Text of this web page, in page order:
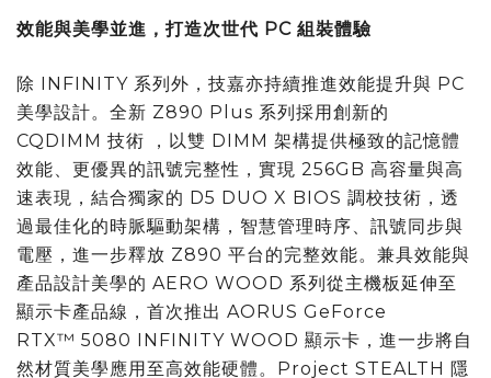
效能與美學並進，打造次世代 PC 組裝體驗
除 INFINITY 系列外，技嘉亦持續推進效能提升與 PC
美學設計。全新 Z890 Plus 系列採用創新的
CQDIMM 技術 ，以雙 DIMM 架構提供極致的記憶體
效能、更優異的訊號完整性，實現 256GB 高容量與高
速表現，結合獨家的 D5 DUO X BIOS 調校技術，透
過最佳化的時脈驅動架構，智慧管理時序、訊號同步與
電壓，進一步釋放 Z890 平台的完整效能。兼具效能與
產品設計美學的 AERO WOOD 系列從主機板延伸至
顯示卡產品線，首次推出 AORUS GeForce
RTX™ 5080 INFINITY WOOD 顯示卡，進一步將自
然材質美學應用至高效能硬體。Project STEALTH 隱